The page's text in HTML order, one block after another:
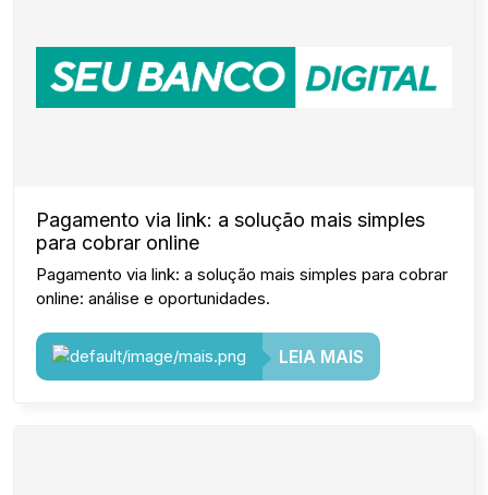
Pagamento via link: a solução mais simples
para cobrar online
Pagamento via link: a solução mais simples para cobrar
online: análise e oportunidades.
LEIA MAIS